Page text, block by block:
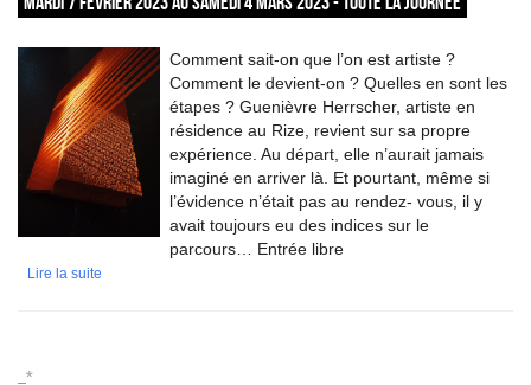
Comment sait-on que l’on est artiste ?
Comment le devient-on ? Quelles en sont les
étapes ? Guenièvre Herrscher, artiste en
résidence au Rize, revient sur sa propre
expérience. Au départ, elle n’aurait jamais
imaginé en arriver là. Et pourtant, même si
l’évidence n’était pas au rendez- vous, il y
avait toujours eu des indices sur le
parcours… Entrée libre
Lire la suite
_*